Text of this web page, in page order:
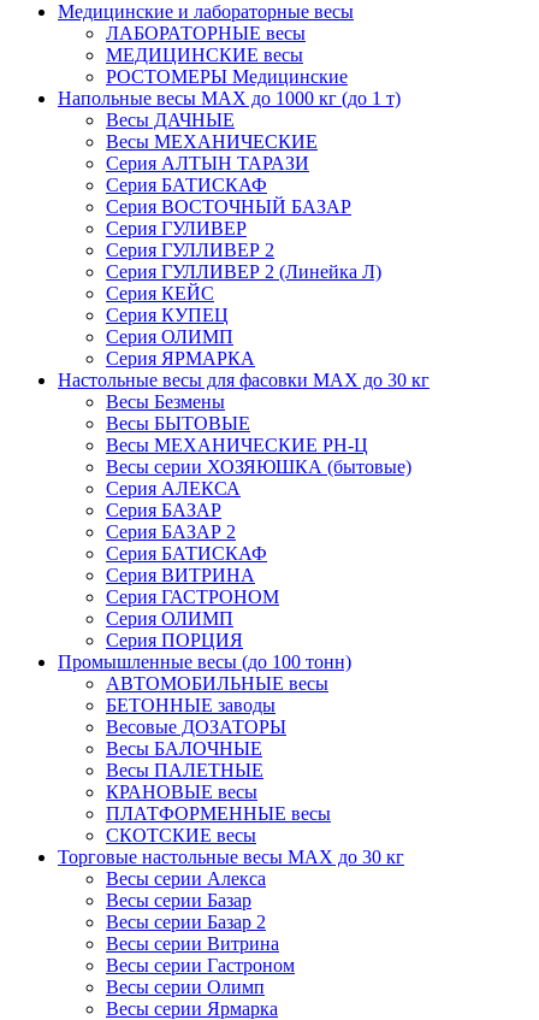
Медицинские и лабораторные весы
ЛАБОРАТОРНЫЕ весы
МЕДИЦИНСКИЕ весы
РОСТОМЕРЫ Медицинские
Напольные весы MAX до 1000 кг (до 1 т)
Весы ДАЧНЫЕ
Весы МЕХАНИЧЕСКИЕ
Серия АЛТЫН ТАРАЗИ
Серия БАТИСКАФ
Серия ВОСТОЧНЫЙ БАЗАР
Серия ГУЛИВЕР
Серия ГУЛЛИВЕР 2
Серия ГУЛЛИВЕР 2 (Линейка Л)
Серия КЕЙС
Серия КУПЕЦ
Серия ОЛИМП
Серия ЯРМАРКА
Настольные весы для фасовки MAX до 30 кг
Весы Безмены
Весы БЫТОВЫЕ
Весы МЕХАНИЧЕСКИЕ РН-Ц
Весы серии ХОЗЯЮШКА (бытовые)
Серия АЛЕКСА
Серия БАЗАР
Серия БАЗАР 2
Серия БАТИСКАФ
Серия ВИТРИНА
Серия ГАСТРОНОМ
Серия ОЛИМП
Серия ПОРЦИЯ
Промышленные весы (до 100 тонн)
АВТОМОБИЛЬНЫЕ весы
БЕТОННЫЕ заводы
Весовые ДОЗАТОРЫ
Весы БАЛОЧНЫЕ
Весы ПАЛЕТНЫЕ
КРАНОВЫЕ весы
ПЛАТФОРМЕННЫЕ весы
СКОТСКИЕ весы
Торговые настольные весы MAX до 30 кг
Весы серии Алекса
Весы серии Базар
Весы серии Базар 2
Весы серии Витрина
Весы серии Гастроном
Весы серии Олимп
Весы серии Ярмарка